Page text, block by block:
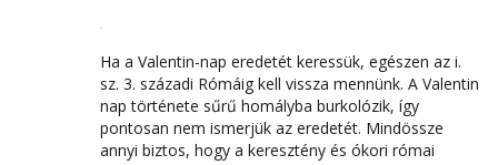
Ha a Valentin-nap eredetét keressük, egészen az i.
sz. 3. századi Rómáig kell vissza mennünk. A Valentin
nap története sűrű homályba burkolózik, így
pontosan nem ismerjük az eredetét. Mindössze
annyi biztos, hogy a keresztény és ókori római